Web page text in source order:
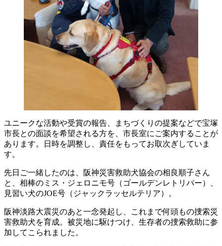
ユニークな活動や受賞の報告、まちづくりの提案などで宝塚
市長との面談を希望される方を、市長室にご案内することが
あります。日時を調整し、責任をもってお取次ぎしていま
す。
先日ご一緒したのは、阪神災害救助犬協会の相良順子さん
と、相棒のミス・ジェロニモ号（ゴールデンレトリバー）、
見習い犬のJOE号（ジャックラッセルテリア）。
阪神淡路大震災のあと一念発起し、これまで何頭もの捜索災
害救助犬を育成。被災地に駆けつけ、生存者の捜索救助に参
加してこられました。